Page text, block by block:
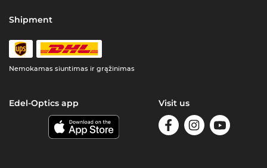
Shipment
Nemokamas siuntimas ir grąžinimas
Edel-Optics app Visit us